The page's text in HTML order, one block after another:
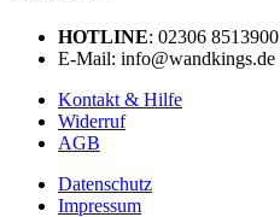
HOTLINE: 02306 8513900
E-Mail: info@wandkings.de
Kontakt & Hilfe
Widerruf
AGB
Datenschutz
Impressum